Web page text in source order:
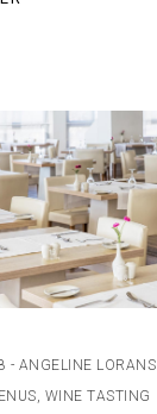
ANGELINE LORANS
, WINE TASTING